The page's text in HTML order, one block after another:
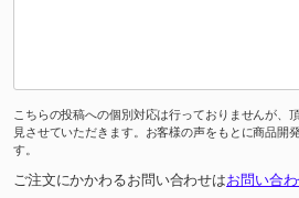
こちらの投稿への個別対応は行っておりませんが、
見させていただきます。お客様の声をもとに商品開
す。
ご注文にかかわるお問い合わせはお問い合